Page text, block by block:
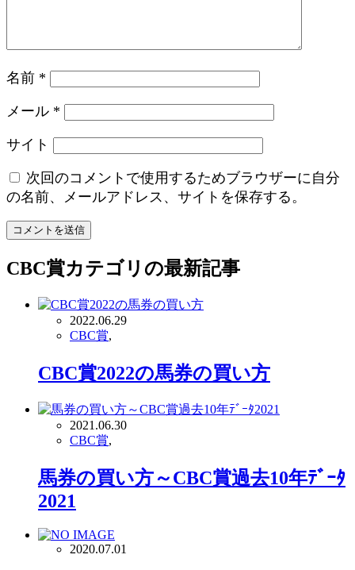
名前 *
メール *
サイト
次回のコメントで使用するためブラウザーに自分
の名前、メールアドレス、サイトを保存する。
CBC賞カテゴリの最新記事
2022.06.29
CBC賞,
CBC賞2022の馬券の買い方
2021.06.30
CBC賞,
馬券の買い方～CBC賞過去10年ﾃﾞｰﾀ
2021
2020.07.01